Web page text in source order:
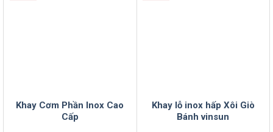
Khay Cơm Phần Inox Cao
Cấp
Khay lỗ inox hấp Xôi Giò
Bánh vinsun